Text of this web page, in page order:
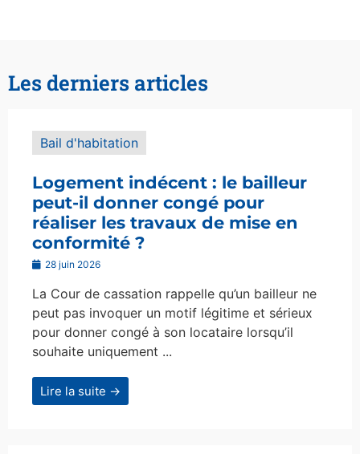
Les derniers articles
Bail d'habitation
Logement indécent : le bailleur
peut-il donner congé pour
réaliser les travaux de mise en
conformité ?
28 juin 2026
La Cour de cassation rappelle qu’un bailleur ne
peut pas invoquer un motif légitime et sérieux
pour donner congé à son locataire lorsqu’il
souhaite uniquement ...
Lire la suite →